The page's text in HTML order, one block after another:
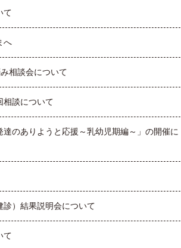
て
へ
相談会について
相談について
のありようと応援～乳幼児期編～」の開催に
）結果説明会について
て